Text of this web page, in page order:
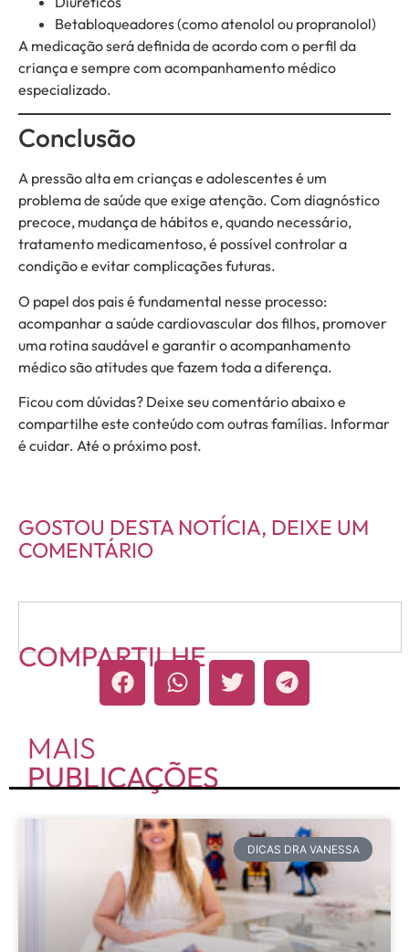
Betabloqueadores (como atenolol ou propranolol)
A medicação será definida de acordo com o perfil da
criança e sempre com acompanhamento médico
especializado.
Conclusão
A pressão alta em crianças e adolescentes é um
problema de saúde que exige atenção. Com diagnóstico
precoce, mudança de hábitos e, quando necessário,
tratamento medicamentoso, é possível controlar a
condição e evitar complicações futuras.
O papel dos pais é fundamental nesse processo:
acompanhar a saúde cardiovascular dos filhos, promover
uma rotina saudável e garantir o acompanhamento
médico são atitudes que fazem toda a diferença.
Ficou com dúvidas? Deixe seu comentário abaixo e
compartilhe este conteúdo com outras famílias. Informar
é cuidar. Até o próximo post.
GOSTOU DESTA NOTÍCIA, DEIXE UM
COMENTÁRIO
COMPARTILHE
MAIS
PUBLICAÇÕES
DICAS DRA VANESSA